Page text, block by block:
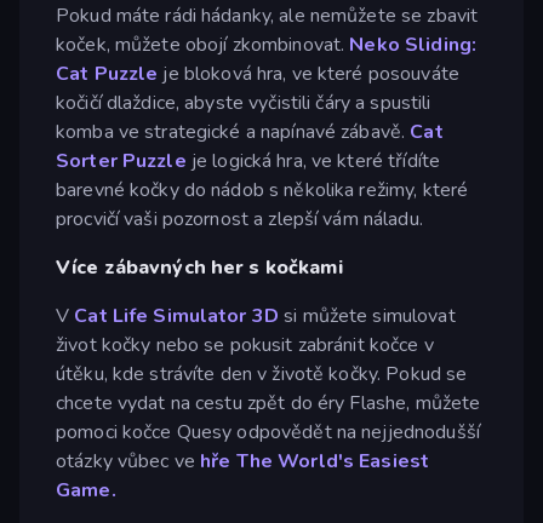
Pokud máte rádi hádanky, ale nemůžete se zbavit
koček, můžete obojí zkombinovat. Neko Sliding:
Cat Puzzle je bloková hra, ve které posouváte
kočičí dlaždice, abyste vyčistili čáry a spustili
komba ve strategické a napínavé zábavě. Cat
Sorter Puzzle je logická hra, ve které třídíte
barevné kočky do nádob s několika režimy, které
procvičí vaši pozornost a zlepší vám náladu.
Více zábavných her s kočkami
V Cat Life Simulator 3D si můžete simulovat
život kočky nebo se pokusit zabránit kočce v
útěku, kde strávíte den v životě kočky. Pokud se
chcete vydat na cestu zpět do éry Flashe, můžete
pomoci kočce Quesy odpovědět na nejjednodušší
otázky vůbec ve hře The World's Easiest
Game.